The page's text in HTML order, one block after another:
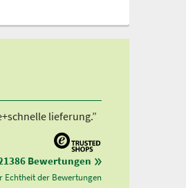
lieferung.”
Bewertungen
Echtheit der Bewertungen